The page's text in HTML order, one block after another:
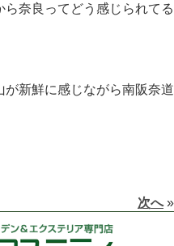
奈良ってどう感じられてる
新鮮に感じながら南阪奈道
次へ»